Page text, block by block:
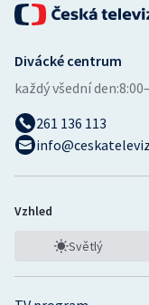
Divácké centrum
každý všední den:
261 136 113
Vzhled
Světlý